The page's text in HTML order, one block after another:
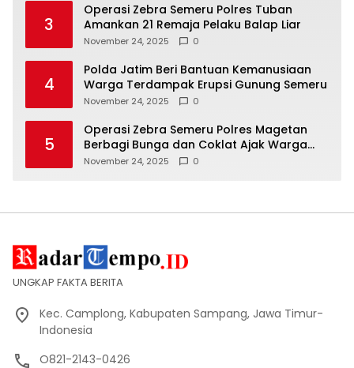
3
Operasi Zebra Semeru Polres Tuban
Amankan 21 Remaja Pelaku Balap Liar
November 24, 2025 0
4
Polda Jatim Beri Bantuan Kemanusiaan
Warga Terdampak Erupsi Gunung Semeru
November 24, 2025 0
5
Operasi Zebra Semeru Polres Magetan
Berbagi Bunga dan Coklat Ajak Warga
Tertib Lalin
November 24, 2025 0
UNGKAP FAKTA BERITA
Kec. Camplong, Kabupaten Sampang, Jawa Timur-
Indonesia
O821-2143-0426